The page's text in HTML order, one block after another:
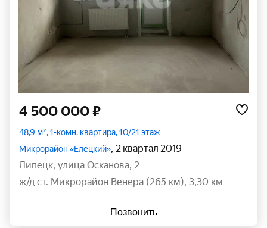
4 500 000 ₽
48,9 м², 1-комн. квартира, 10/21 этаж
Микрорайон «Елецкий», 2 квартал 2019
Липецк, улица Осканова, 2
ж/д ст. Микрорайон Венера (265 км), 3,30 км
Позвонить